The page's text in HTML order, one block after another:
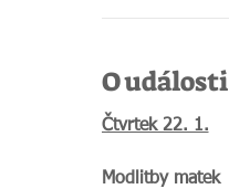
O události
Čtvrtek 22. 1.
Modlitby matek